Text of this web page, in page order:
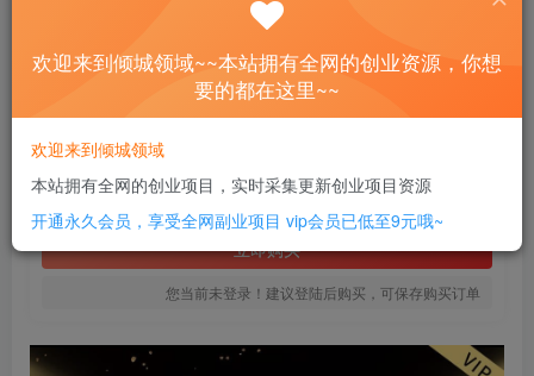
某付费文章《拼多多虚拟项目大解析 堪称教科书经典操作玩法》
此内容为付费资源，请付费后查看
SVIP全站会员 免费
立即购买
您当前未登录！建议登陆后购买，可保存购买订单
欢迎来到倾城领域~~本站拥有全网的创业资源，你想
要的都在这里~~
欢迎来到倾城领域
本站拥有全网的创业项目，实时采集更新创业项目资源
开通永久会员，享受全网副业项目 vip会员已低至9元哦~